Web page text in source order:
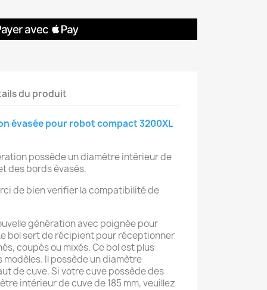
du produit
évasée pour robot compact 3200XL
possède un diamètre intérieur de
des bords évasés.
de bien verifier la compatibilité de
génération avec poignée pour
bol sert de récipient pour réceptionner
coupés ou mixés. Ce bol est plus
modèles. Il possède un diamètre
de cuve. Si votre cuve possède des
intérieur de cuve de 185 mm, veuillez